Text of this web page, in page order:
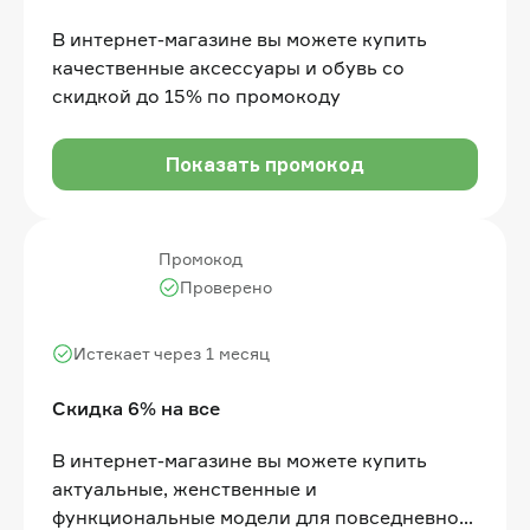
В интернет-магазине вы можете купить
качественные аксессуары и обувь со
скидкой до 15% по промокоду
Показать промокод
Промокод
Скидка 6% на все
Истекает через 1 месяц
Проверено
В интернет-магазине вы можете купить
актуальные, женственные и
функциональные модели для повседневной